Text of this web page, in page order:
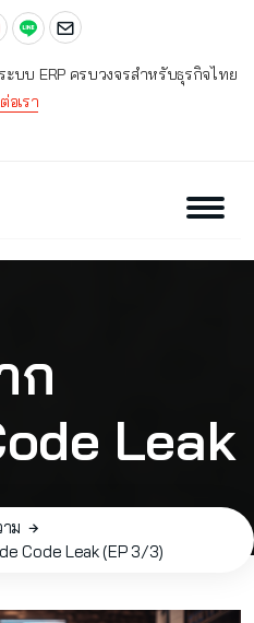
ะบบ ERP ครบวงจรสำหรับธุรกิจไทย
อเรา
ก
Leak
ม
Code Leak (EP 3/3)